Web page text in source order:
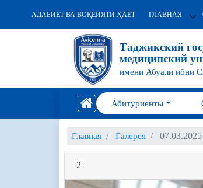
АДАБИЁТ ВА ВОҚЕИЯТИ ҲАЁТ ГЛАВНАЯ
Таджикский
медицинский
имени Абуали ибни
Абитуриенты
Главная Галерея 07.03.2025
2